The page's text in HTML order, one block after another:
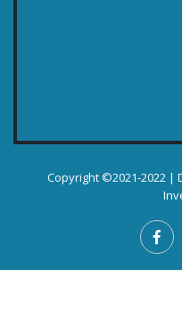
Copyright ©2021-2022 |